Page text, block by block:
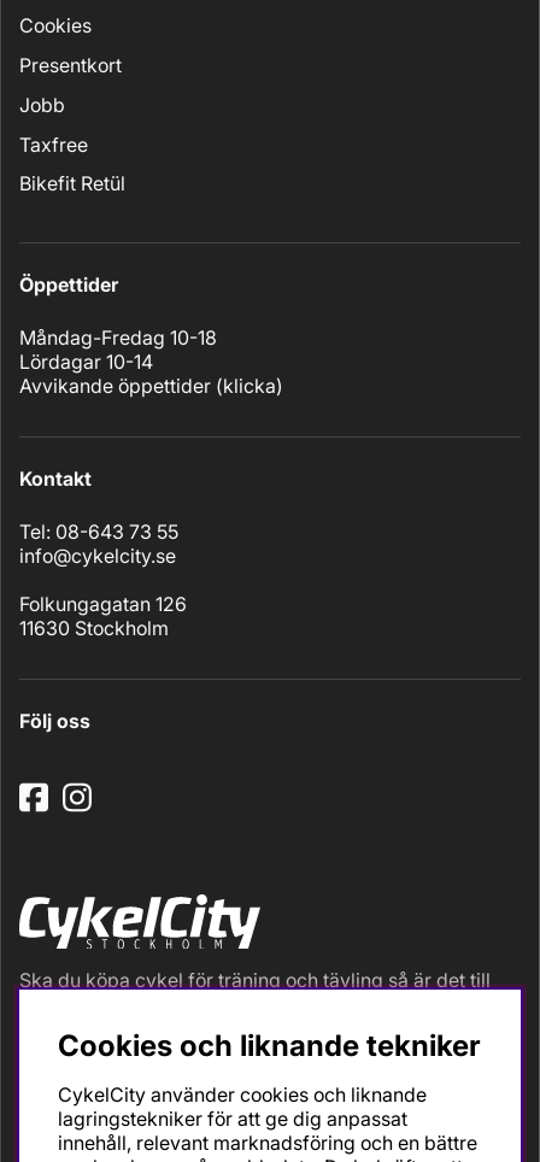
Cookies
Presentkort
Jobb
Taxfree
Bikefit Retül
Öppettider
Måndag-Fredag 10-18
Lördagar 10-14
Avvikande öppettider (klicka)
Kontakt
Tel: 08-643 73 55
info@cykelcity.se
Folkungagatan 126
11630 Stockholm
Följ oss
Ska du köpa cykel för träning och tävling så är det till
Vi är en mycket personlig cykelaffär med hög
servicegrad och alla vi som jobbar är inbitna cyklister
och dess produkter. Gör din bästa cykelaffär på
CykelCity!
Cookies och liknande tekniker
CykelCity använder cookies och liknande
lagringstekniker för att ge dig anpassat
innehåll, relevant marknadsföring och en bättre